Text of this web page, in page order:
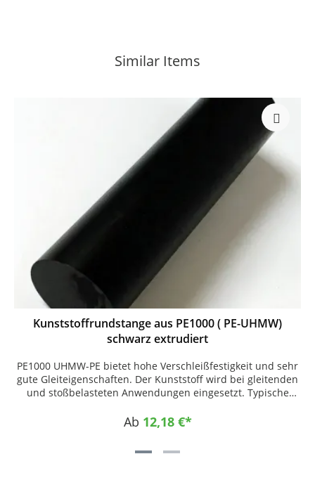
Similar Items
Kunststoffrundstange aus PE1000 ( PE-UHMW)
schwarz extrudiert
PE1000 UHMW-PE bietet hohe Verschleißfestigkeit und sehr
gute Gleiteigenschaften. Der Kunststoff wird bei gleitenden
und stoßbelasteten Anwendungen eingesetzt. Typische
Führungen und Maschinenelemente. PE1000 ist schlagzäh,
feuchtigkeitsunempfindlich und gut zerspanbar. Zuschnitt
Ab 12,18 €*